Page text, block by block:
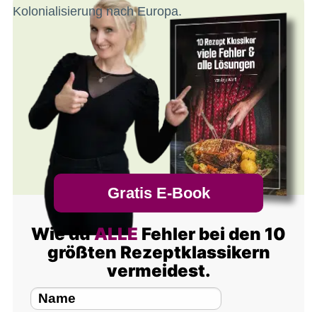
Kolonialisierung nach Europa.
Gratis E-Book
Wie duALLE Fehler bei den 10
größten Rezeptklassikern
vermeidest.